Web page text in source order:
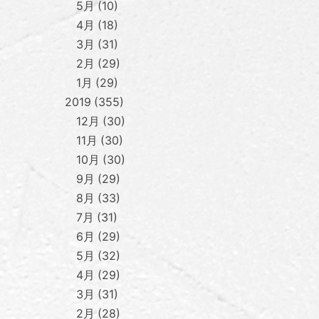
5月 10
4月
18
3月
31
2月
29
1月
29
2019 355
12月
30
11月
30
10月
30
9月
29
8月
33
7月
31
6月
29
5月
32
4月
29
3月
31
2月 28